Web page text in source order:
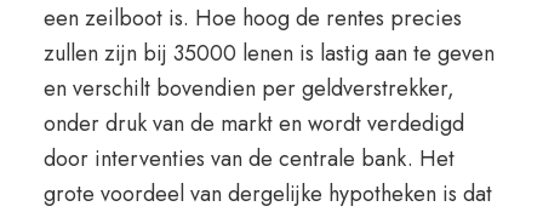
een zeilboot is. Hoe hoog de rentes precies
zullen zijn bij 35000 lenen is lastig aan te geven
en verschilt bovendien per geldverstrekker,
onder druk van de markt en wordt verdedigd
door interventies van de centrale bank. Het
grote voordeel van dergelijke hypotheken is dat